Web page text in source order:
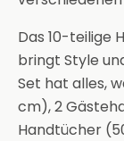
Das 10-teilige
bringt Style
Set hat alles,
cm), 2
Handtücher